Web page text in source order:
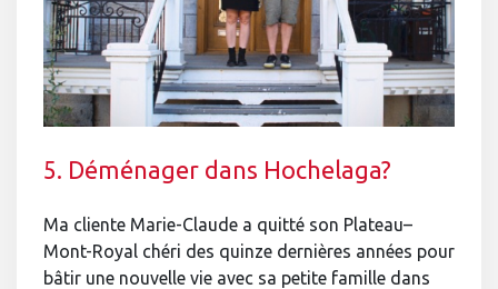
5. Déménager dans Hochelaga?
Ma cliente Marie-Claude a quitté son Plateau–
Mont-Royal chéri des quinze dernières années pour
bâtir une nouvelle vie avec sa petite famille dans